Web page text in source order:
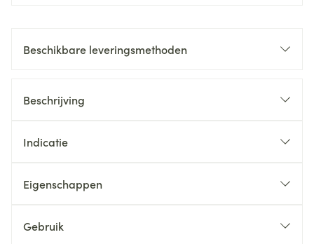
Beschikbare leveringsmethoden
Beschrijving
Indicatie
Eigenschappen
Gebruik